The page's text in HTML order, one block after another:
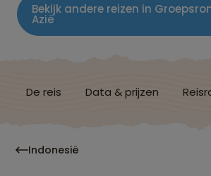
Bekijk andere reizen in
Azië
De reis Data & prijzen
Indonesië